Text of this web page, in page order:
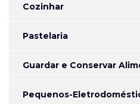
Cozinhar
Pastelaria
Guardar e Conservar
Pequenos-